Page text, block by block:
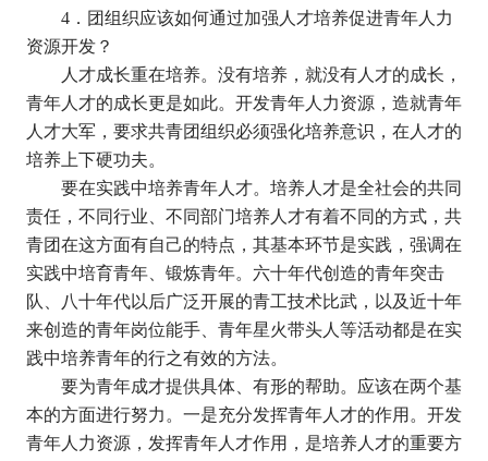
4．团组织应该如何通过加强人才培养促进青年人力
资源开发？
人才成长重在培养。没有培养，就没有人才的成长，
青年人才的成长更是如此。开发青年人力资源，造就青年
人才大军，要求共青团组织必须强化培养意识，在人才的
培养上下硬功夫。
要在实践中培养青年人才。培养人才是全社会的共同
责任，不同行业、不同部门培养人才有着不同的方式，共
青团在这方面有自己的特点，其基本环节是实践，强调在
实践中培育青年、锻炼青年。六十年代创造的青年突击
队、八十年代以后广泛开展的青工技术比武，以及近十年
来创造的青年岗位能手、青年星火带头人等活动都是在实
践中培养青年的行之有效的方法。
要为青年成才提供具体、有形的帮助。应该在两个基
本的方面进行努力。一是充分发挥青年人才的作用。开发
青年人力资源，发挥青年人才作用，是培养人才的重要方